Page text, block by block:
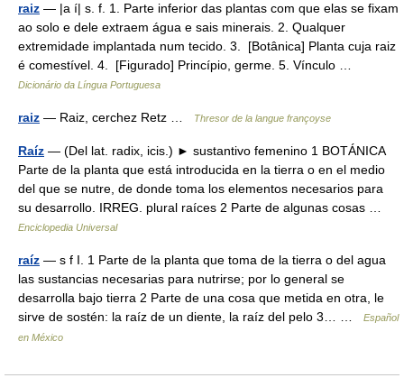
raiz — |a í| s. f. 1. Parte inferior das plantas com que elas se fixam
ao solo e dele extraem água e sais minerais. 2. Qualquer
extremidade implantada num tecido. 3. [Botânica] Planta cuja raiz
é comestível. 4. [Figurado] Princípio, germe. 5. Vínculo …
Dicionário da Língua Portuguesa
raiz — Raiz, cerchez Retz … Thresor de la langue françoyse
Raíz — (Del lat. radix, icis.) ► sustantivo femenino 1 BOTÁNICA
Parte de la planta que está introducida en la tierra o en el medio
del que se nutre, de donde toma los elementos necesarios para
su desarrollo. IRREG. plural raíces 2 Parte de algunas cosas …
Enciclopedia Universal
raíz — s f I. 1 Parte de la planta que toma de la tierra o del agua
las sustancias necesarias para nutrirse; por lo general se
desarrolla bajo tierra 2 Parte de una cosa que metida en otra, le
sirve de sostén: la raíz de un diente, la raíz del pelo 3… …
Español
en México